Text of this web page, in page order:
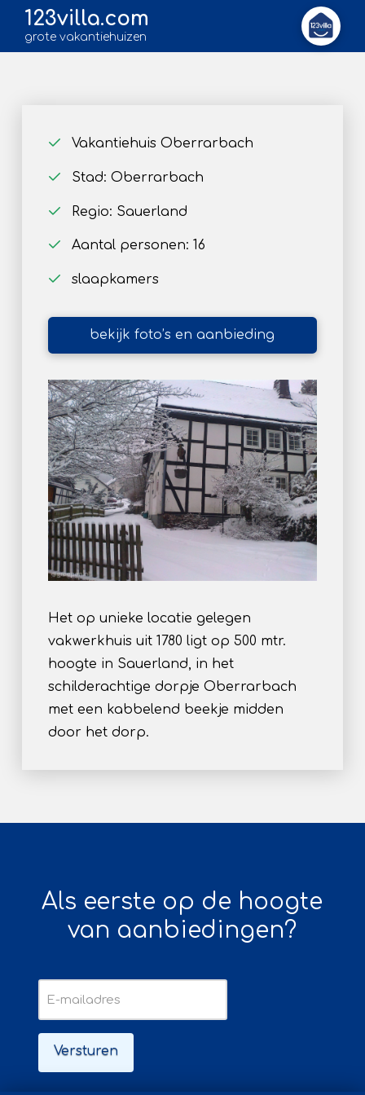
123villa.com
grote vakantiehuizen
Vakantiehuis Oberrarbach
Stad: Oberrarbach
Regio: Sauerland
Aantal personen: 16
slaapkamers
bekijk foto’s en aanbieding
Het op unieke locatie gelegen
vakwerkhuis uit 1780 ligt op 500 mtr.
hoogte in Sauerland, in het
schilderachtige dorpje Oberrarbach
met een kabbelend beekje midden
door het dorp.
Als eerste op de hoogte
van aanbiedingen?